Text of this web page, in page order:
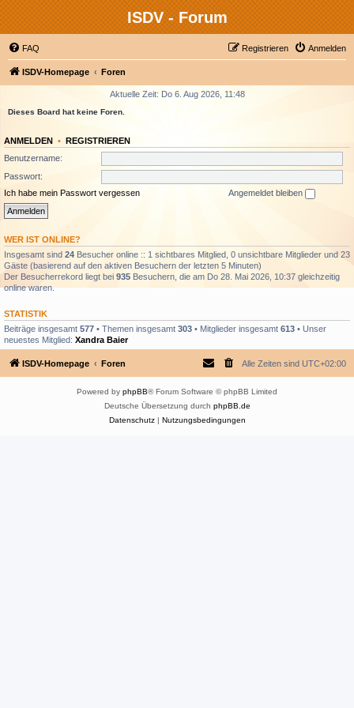
ISDV - Forum
FAQ Anmelden
Registrieren
ISDV-Homepage Foren
Aktuelle Zeit: Do 6. Aug 2026, 11:48
Dieses Board hat keine Foren.
ANMELDEN • REGISTRIEREN
Benutzername:
Passwort:
Ich habe mein Passwort vergessen
Angemeldet bleiben
WER IST ONLINE?
Insgesamt sind 24 Besucher online :: 1 sichtbares Mitglied, 0 unsichtbare Mitglieder und 23
Gäste (basierend auf den aktiven Besuchern der letzten 5 Minuten)
Der Besucherrekord liegt bei 935 Besuchern, die am Do 28. Mai 2026, 10:37 gleichzeitig
online waren.
STATISTIK
Beiträge insgesamt 577 • Themen insgesamt 303 • Mitglieder insgesamt 613 • Unser
neuestes Mitglied: Xandra Baier
ISDV-Homepage Foren Alle Zeiten sind UTC+02:00
Powered by phpBB® Forum Software © phpBB Limited
Deutsche Übersetzung durch phpBB.de
Datenschutz| Nutzungsbedingungen